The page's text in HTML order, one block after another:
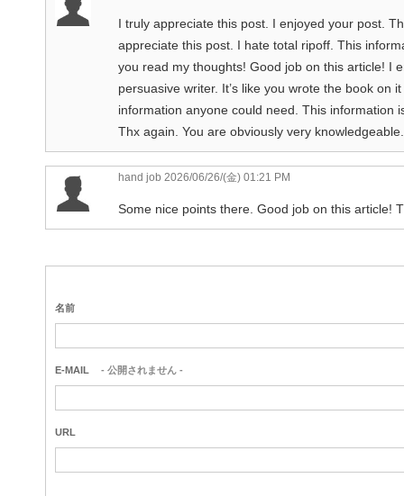
I truly appreciate this post. I enjoyed your post.
appreciate this post. I hate total ripoff. This
you read my thoughts! Good job on this article! I
persuasive writer. It’s like you wrote the book on
information anyone could need. This information
Thx again. You are obviously very knowledgeable.
hand job 2026/06/26/(金) 01:21 PM
Some nice points there. Good job on this article!
名前
E-MAIL - 公開されません -
URL